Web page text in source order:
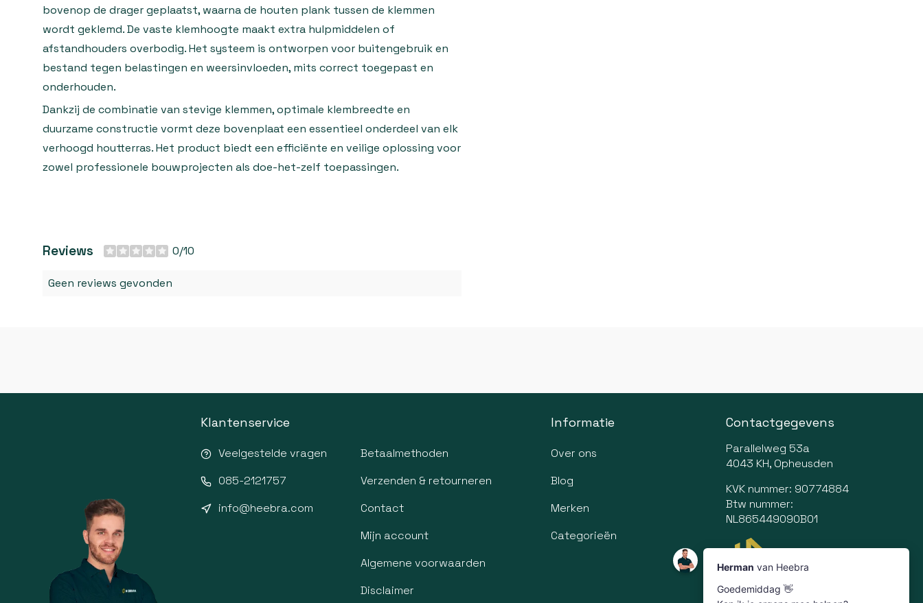
bovenop de drager geplaatst, waarna de houten plank tussen de klemmen
wordt geklemd. De vaste klemhoogte maakt extra hulpmiddelen of
afstandhouders overbodig. Het systeem is ontworpen voor buitengebruik en
bestand tegen belastingen en weersinvloeden, mits correct toegepast en
onderhouden.
Dankzij de combinatie van stevige klemmen, optimale klembreedte en
duurzame constructie vormt deze bovenplaat een essentieel onderdeel van elk
verhoogd houtterras. Het product biedt een efficiënte en veilige oplossing voor
zowel professionele bouwprojecten als doe-het-zelf toepassingen.
Reviews 0/10
Geen reviews gevonden
Klantenservice
Veelgestelde vragen
085-2121757
info@heebra.com
Betaalmethoden
Verzenden & retourneren
Contact
Mijn account
Algemene voorwaarden
Disclaimer
Informatie
Over ons
Blog
Merken
Categorieën
Contactgegevens
Parallelweg 53a
4043 KH, Opheusden
KVK nummer: 90774884
Btw nummer:
NL865449090B01